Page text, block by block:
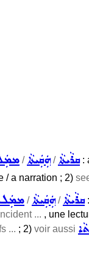
/ܗܲܩܲܝܬܵܐ/ܩܪܵܝܬܵܐ:
/ a narration ; 2)
/ܗܲܩܲܝܬܵܐ/ܩܪܵܝܬܵܐ:
... , une
... ; 2) voir aussi